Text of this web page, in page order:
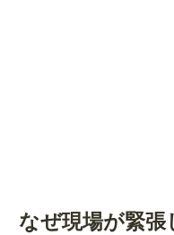
なぜ現場が緊